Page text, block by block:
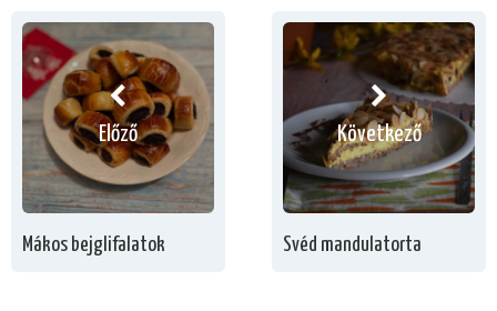
Előző
Mákos bejglifalatok
Következő
Svéd mandulatorta